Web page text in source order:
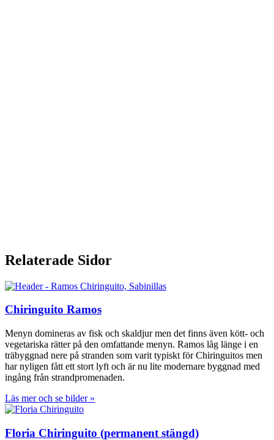
Relaterade Sidor
Chiringuito Ramos
Menyn domineras av fisk och skaldjur men det finns även kött- och
vegetariska rätter på den omfattande menyn. Ramos låg länge i en
träbyggnad nere på stranden som varit typiskt för Chiringuitos men
har nyligen fått ett stort lyft och är nu lite modernare byggnad med
ingång från strandpromenaden.
Läs mer och se bilder »
Floria Chiringuito (permanent stängd)